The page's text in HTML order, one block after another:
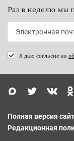
Раз в неделю мы
Я даю согласие на
Полная версия
Редакционная